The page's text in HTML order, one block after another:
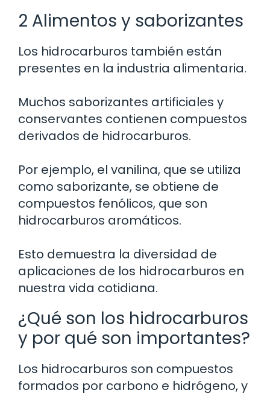
2 Alimentos y saborizantes
Los hidrocarburos también están
presentes en la industria alimentaria.
Muchos saborizantes artificiales y
conservantes contienen compuestos
derivados de hidrocarburos.
Por ejemplo, el vanilina, que se utiliza
como saborizante, se obtiene de
compuestos fenólicos, que son
hidrocarburos aromáticos.
Esto demuestra la diversidad de
aplicaciones de los hidrocarburos en
nuestra vida cotidiana.
¿Qué son los hidrocarburos
y por qué son importantes?
Los hidrocarburos son compuestos
formados por carbono e hidrógeno, y